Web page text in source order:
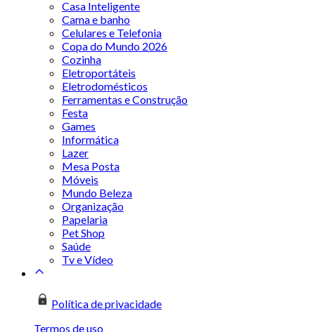
Casa Inteligente
Cama e banho
Celulares e Telefonia
Copa do Mundo 2026
Cozinha
Eletroportáteis
Eletrodomésticos
Ferramentas e Construção
Festa
Games
Informática
Lazer
Mesa Posta
Móveis
Mundo Beleza
Organização
Papelaria
Pet Shop
Saúde
Tv e Vídeo
Política de privacidade
Termos de uso